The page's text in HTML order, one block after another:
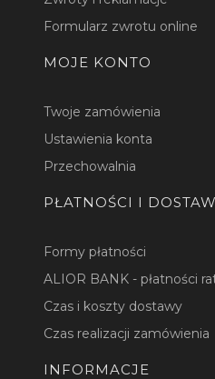
Formularz zwrotu online
MOJE KONTO
Twoje zamówienia
Ustawienia konta
Przechowalnia
PŁATNOŚCI I
Formy płatności
ALIOR BANK - płatności
Czas i koszty dostawy
Czas realizacji zamówienia
INFORMACJE